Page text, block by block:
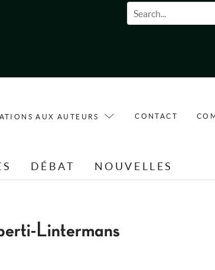
Formulaire
AUX AUTEURS CONTACT
DÉBAT NOUVELLES
Lintermans